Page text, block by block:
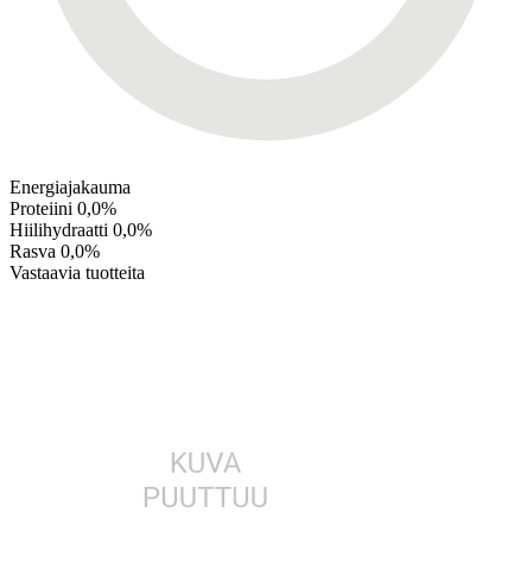
Energiajakauma
Proteiini 0,0%
Hiilihydraatti 0,0%
Rasva 0,0%
Vastaavia tuotteita